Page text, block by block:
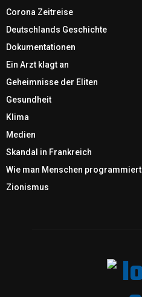
Corona Zeitreise
Deutschlands Geschichte
Dokumentationen
Ein Arzt klagt an
Geheimnisse der Eliten
Gesundheit
Klima
Medien
Skandal in Frankreich
Wie man Menschen programmiert
Zionismus